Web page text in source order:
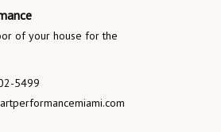
of your house for the
5499